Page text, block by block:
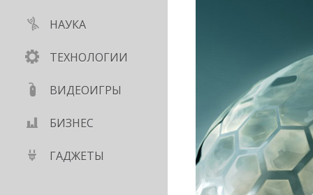
НАУКА
ТЕХНОЛОГИИ
ВИДЕОИГРЫ
БИЗНЕС
ГАДЖЕТЫ